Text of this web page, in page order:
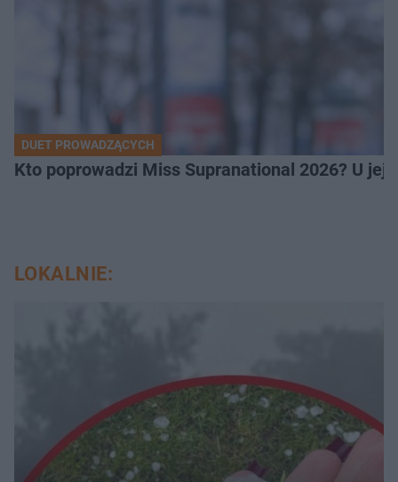
DUET PROWADZĄCYCH
Kto poprowadzi Miss Supranational 2026? U jej
LOKALNIE: